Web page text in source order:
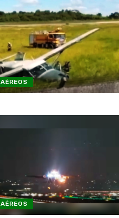
AÉREOS
AÉREOS